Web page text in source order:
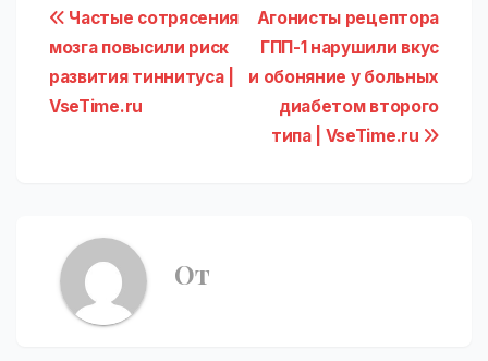
Навигация
по
записям
Агонисты рецептора
ГПП-1 нарушили вкус
и обоняние у больных
диабетом второго
типа | VseTime.ru
Частые сотрясения
мозга повысили риск
развития тиннитуса |
VseTime.ru
От